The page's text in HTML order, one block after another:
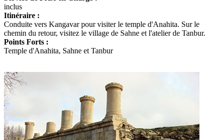
inclus
Itinéraire :
Conduite vers Kangavar pour visiter le temple d'Anahita. Sur le
chemin du retour, visitez le village de Sahne et l'atelier de Tanbur.
Points Forts :
Temple d'Anahita, Sahne et Tanbur